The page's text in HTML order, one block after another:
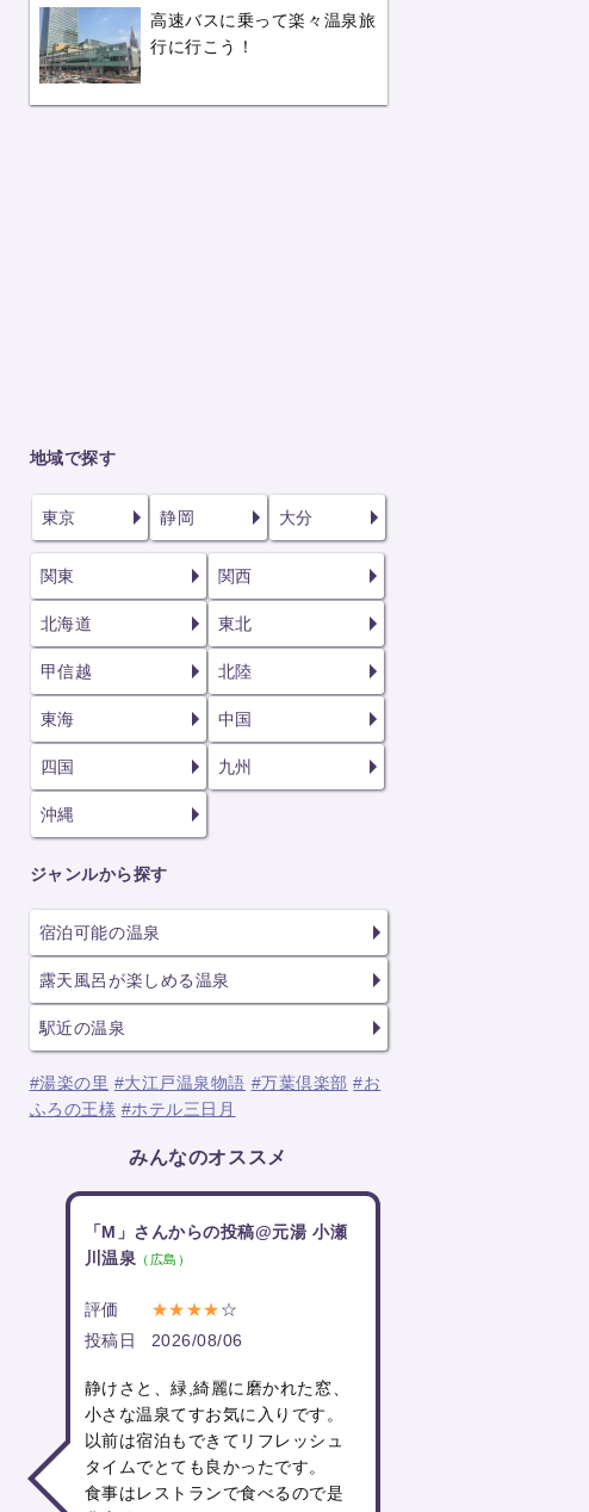
高速バスに乗って楽々温泉旅
行に行こう！
地域で探す
東京 静岡 大分
関東 関西
北海道 東北
甲信越 北陸
東海 中国
四国 九州
沖縄
ジャンルから探す
宿泊可能の温泉
露天風呂が楽しめる温泉
駅近の温泉
#湯楽の里 #大江戸温泉物語 #万葉倶楽部 #お
ふろの王様 #ホテル三日月
みんなのオススメ
「M」さんからの投稿@元湯 小瀬
川温泉 （広島）
評価 ★★★★☆
投稿日
2026/08/06
静けさと、緑,綺麗に磨かれた窓、
小さな温泉てすお気に入りです。
以前は宿泊もできてリフレッシュ
タイムでとても良かったです。
食事はレストランで食べるので是